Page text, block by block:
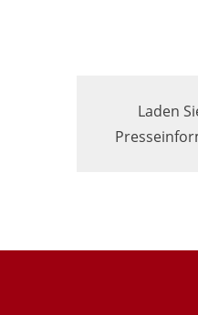
Laden